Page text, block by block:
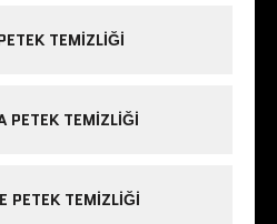
TEMIZLIĞI
PETEK TEMIZLIĞI
PETEK TEMIZLIĞI